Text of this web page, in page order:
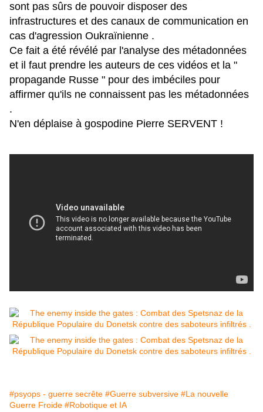
sont pas sûrs de pouvoir disposer des
infrastructures et des canaux de communication en
cas d'agression Oukraïnienne .
Ce fait a été révélé par l'analyse des métadonnées
et il faut prendre les auteurs de ces vidéos et la "
propagande Russe " pour des imbéciles pour
affirmer qu'ils ne connaissent pas les métadonnées
.
N'en déplaise à gospodine Pierre SERVENT !
#psyops - guerre secrête #Guerre subversive #La nouvelle
Guerre Froide #Robotique et IA